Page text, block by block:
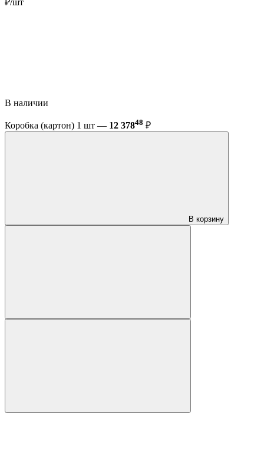
В наличии
Коробка (картон) 1 шт — 12 37848 ₽
В корзину